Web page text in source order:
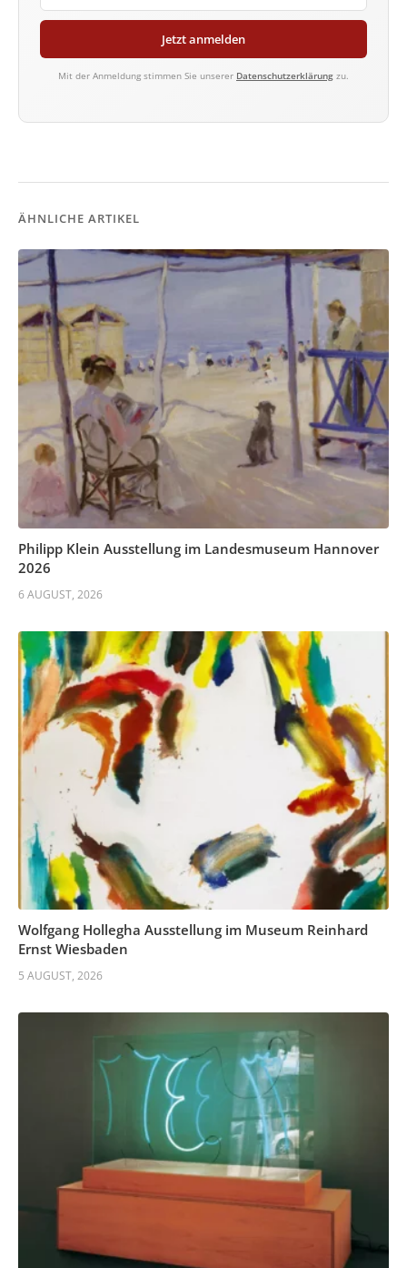
Jetzt anmelden
Mit der Anmeldung stimmen Sie unserer Datenschutzerklärung zu.
ÄHNLICHE ARTIKEL
Philipp Klein Ausstellung im Landesmuseum Hannover
2026
6 AUGUST, 2026
Wolfgang Hollegha Ausstellung im Museum Reinhard
Ernst Wiesbaden
5 AUGUST, 2026